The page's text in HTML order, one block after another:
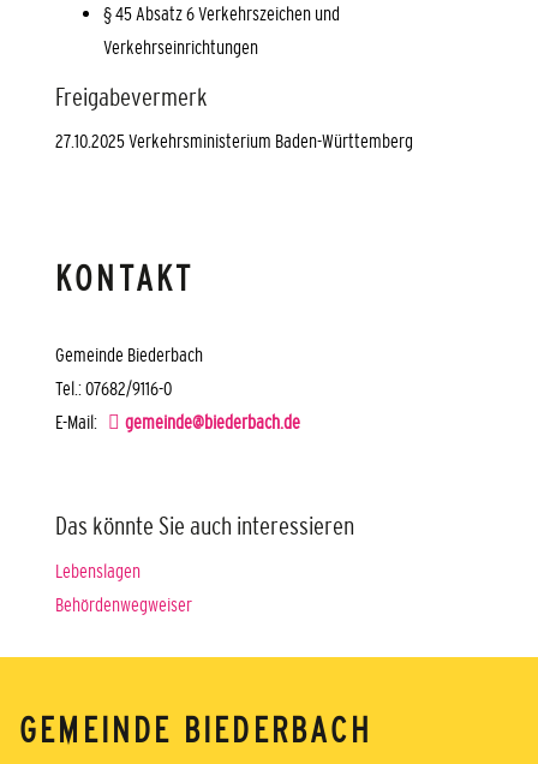
§ 45 Absatz 6Verkehrszeichen und
Verkehrseinrichtungen
Freigabevermerk
27.10.2025 Verkehrsministerium Baden-Württemberg
KONTAKT
Gemeinde Biederbach
Tel.: 07682/9116-0
E-Mail:
gemeinde@biederbach.de
Das könnte Sie auch interessieren
Lebenslagen
Behördenwegweiser
GEMEINDE BIEDERBACH